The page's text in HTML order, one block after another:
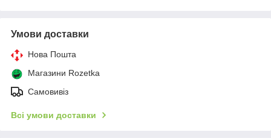
Умови доставки
Нова Пошта
Магазини Rozetka
Самовивіз
Всі умови доставки